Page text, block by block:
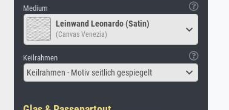
Medium
Leinwand Leonardo (Satin)
(Canvas Venezia)
Keilrahmen
Keilrahmen - Motiv seitlich gespiegelt